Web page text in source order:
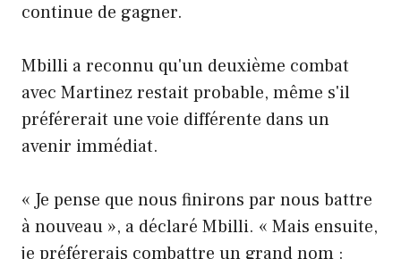
continue de gagner.
Mbilli a reconnu qu'un deuxième combat
avec Martinez restait probable, même s'il
préférerait une voie différente dans un
avenir immédiat.
« Je pense que nous finirons par nous battre
à nouveau », a déclaré Mbilli. « Mais ensuite,
je préférerais combattre un grand nom :